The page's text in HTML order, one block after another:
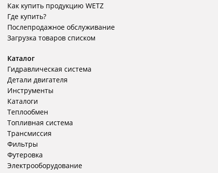
Как купить продукцию WETZ
Где купить?
Послепродажное обслуживание
Загрузка товаров списком
Каталог
Гидравлическая система
Детали двигателя
Инструменты
Каталоги
Теплообмен
Топливная система
Трансмиссия
Фильтры
Футеровка
Электрооборудование